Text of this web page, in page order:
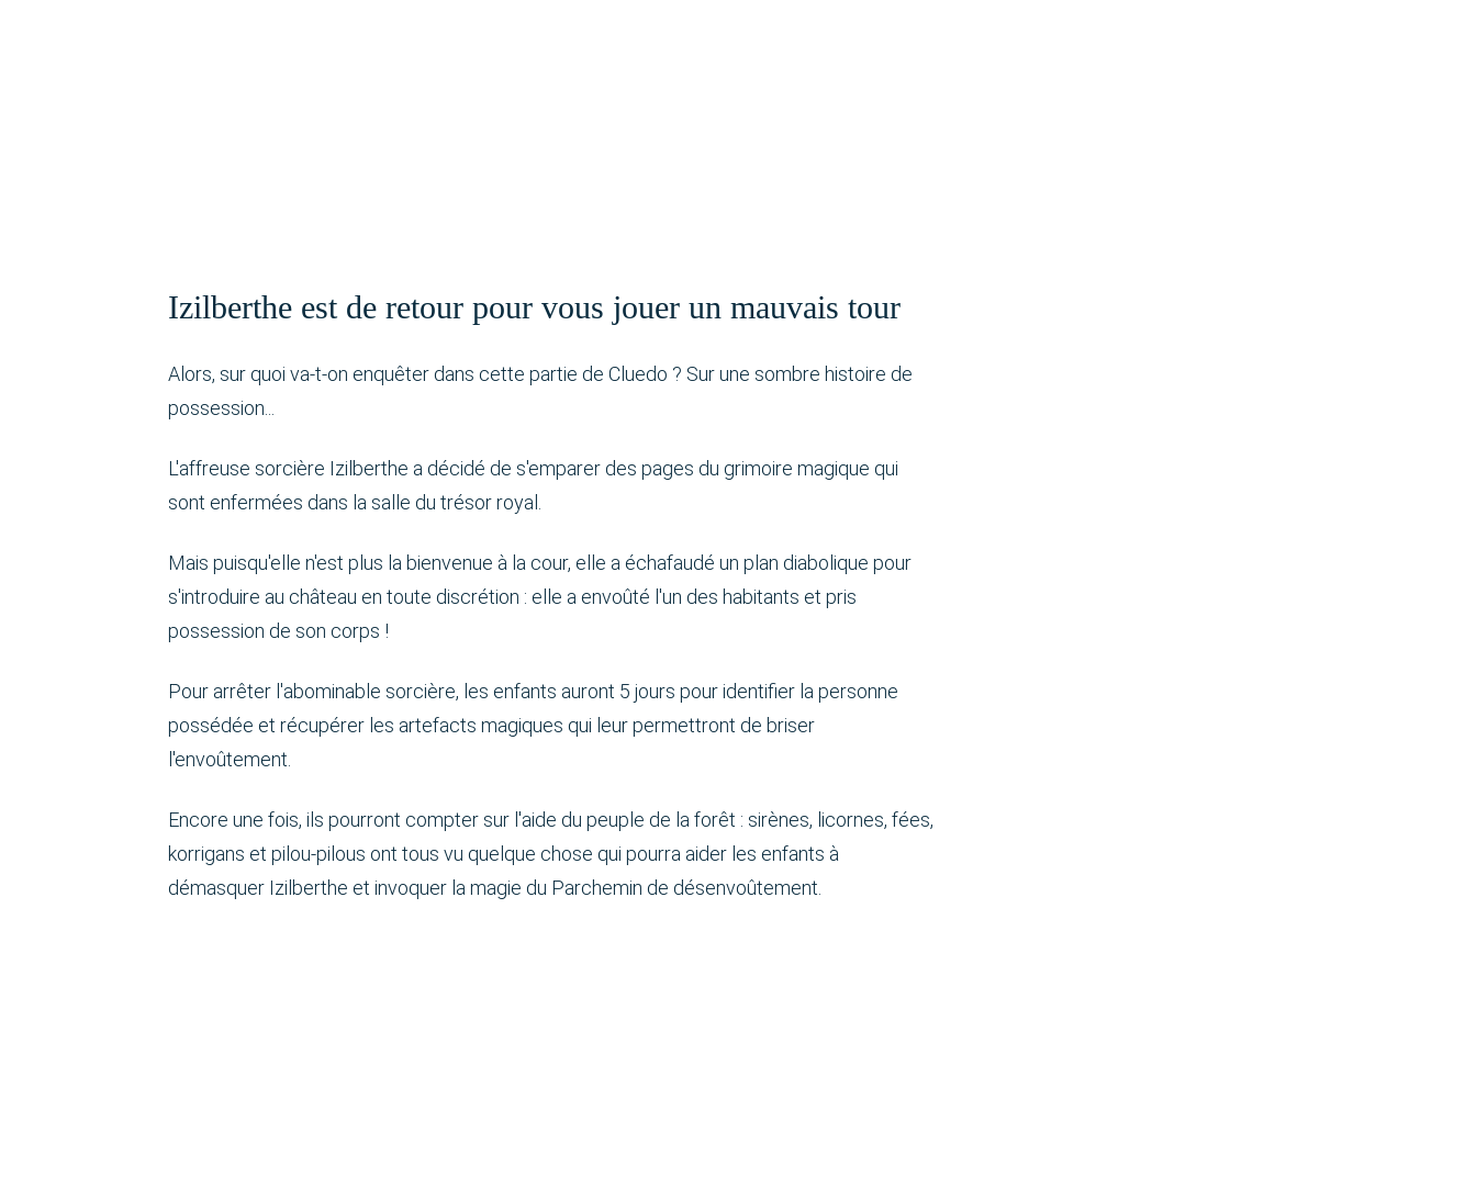
Izilberthe est de retour pour vous jouer un mauvais tour
Alors, sur quoi va-t-on enquêter dans cette partie de Cluedo ? Sur une sombre histoire de
possession...
L'affreuse sorcière Izilberthe a décidé de s'emparer des pages du grimoire magique qui
sont enfermées dans la salle du trésor royal.
Mais puisqu'elle n'est plus la bienvenue à la cour, elle a échafaudé un plan diabolique pour
s'introduire au château en toute discrétion : elle a envoûté l'un des habitants et pris
possession de son corps !
Pour arrêter l'abominable sorcière, les enfants auront 5 jours pour identifier la personne
possédée et récupérer les artefacts magiques qui leur permettront de briser
l'envoûtement.
Encore une fois, ils pourront compter sur l'aide du peuple de la forêt : sirènes, licornes, fées,
korrigans et pilou-pilous ont tous vu quelque chose qui pourra aider les enfants à
démasquer Izilberthe et invoquer la magie du Parchemin de désenvoûtement.